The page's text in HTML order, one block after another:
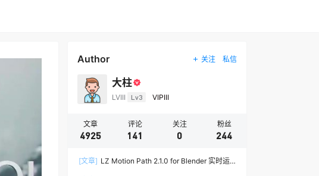
Author 关注 私信
大柱
LVIII Lv3 VIPIII
文章
4925
评论
141
关注
0
粉丝
244
[文章] LZ Motion Path 2.1.0 for Blender 实时运